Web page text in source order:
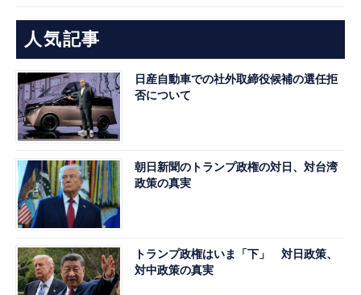
人気記事
日産自動車での社外取締役候補の選任拒
否について
朝日新聞のトランプ政権の対日、対台湾
政策の真実
トランプ政権はいま「下」 対日政策、
対中政策の真実